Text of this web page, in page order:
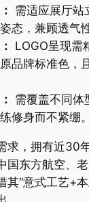
需适应展厅站
态，兼顾透气
LOGO呈现需
品牌标准色，
需覆盖不同体
修身而不紧绷。
求，拥有近30
国东方航空、
其“意式工艺+